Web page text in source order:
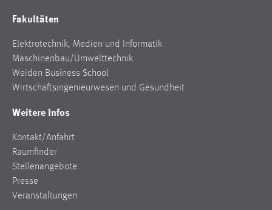
Fakultäten
Elektrotechnik, Medien und Informatik
Maschinenbau/Umwelttechnik
Weiden Business School
Wirtschaftsingenieurwesen und Gesundheit
Weitere Infos
Kontakt/Anfahrt
Raumfinder
Stellenangebote
Presse
Veranstaltungen